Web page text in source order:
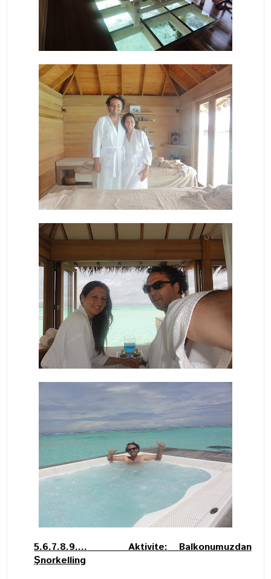
5.6.7.8.9.... Aktivite:
Balkonumuzdan
Şnorkelling